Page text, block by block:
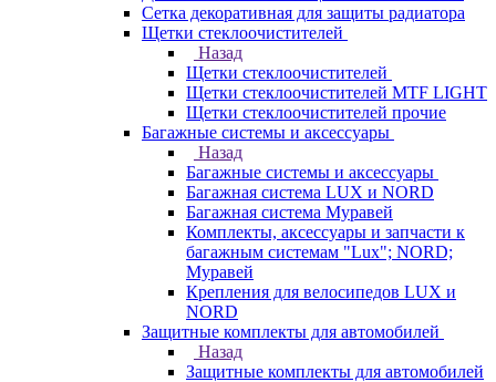
Сетка декоративная для защиты радиатора
Щетки стеклоочистителей
Назад
Щетки стеклоочистителей
Щетки стеклоочистителей MTF LIGHT
Щетки стеклоочистителей прочие
Багажные системы и аксессуары
Назад
Багажные системы и аксессуары
Багажная система LUX и NORD
Багажная система Муравей
Комплекты, аксессуары и запчасти к
багажным системам "Lux"; NORD;
Муравей
Крепления для велосипедов LUX и
NORD
Защитные комплекты для автомобилей
Назад
Защитные комплекты для автомобилей